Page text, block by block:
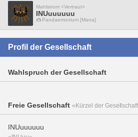
Mahlstrom <Vertraut>
INUuuuuuu
Pandaemonium [Mana]
Profil der Gesellschaft
Wahlspruch der Gesellschaft
Freie Gesellschaft «Kürzel der
INUuuuuuu